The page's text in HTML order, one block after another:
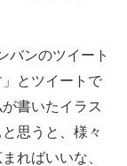
バンのツイート
とツイートで
書いたイラス
思うと、様々
ればいいな、